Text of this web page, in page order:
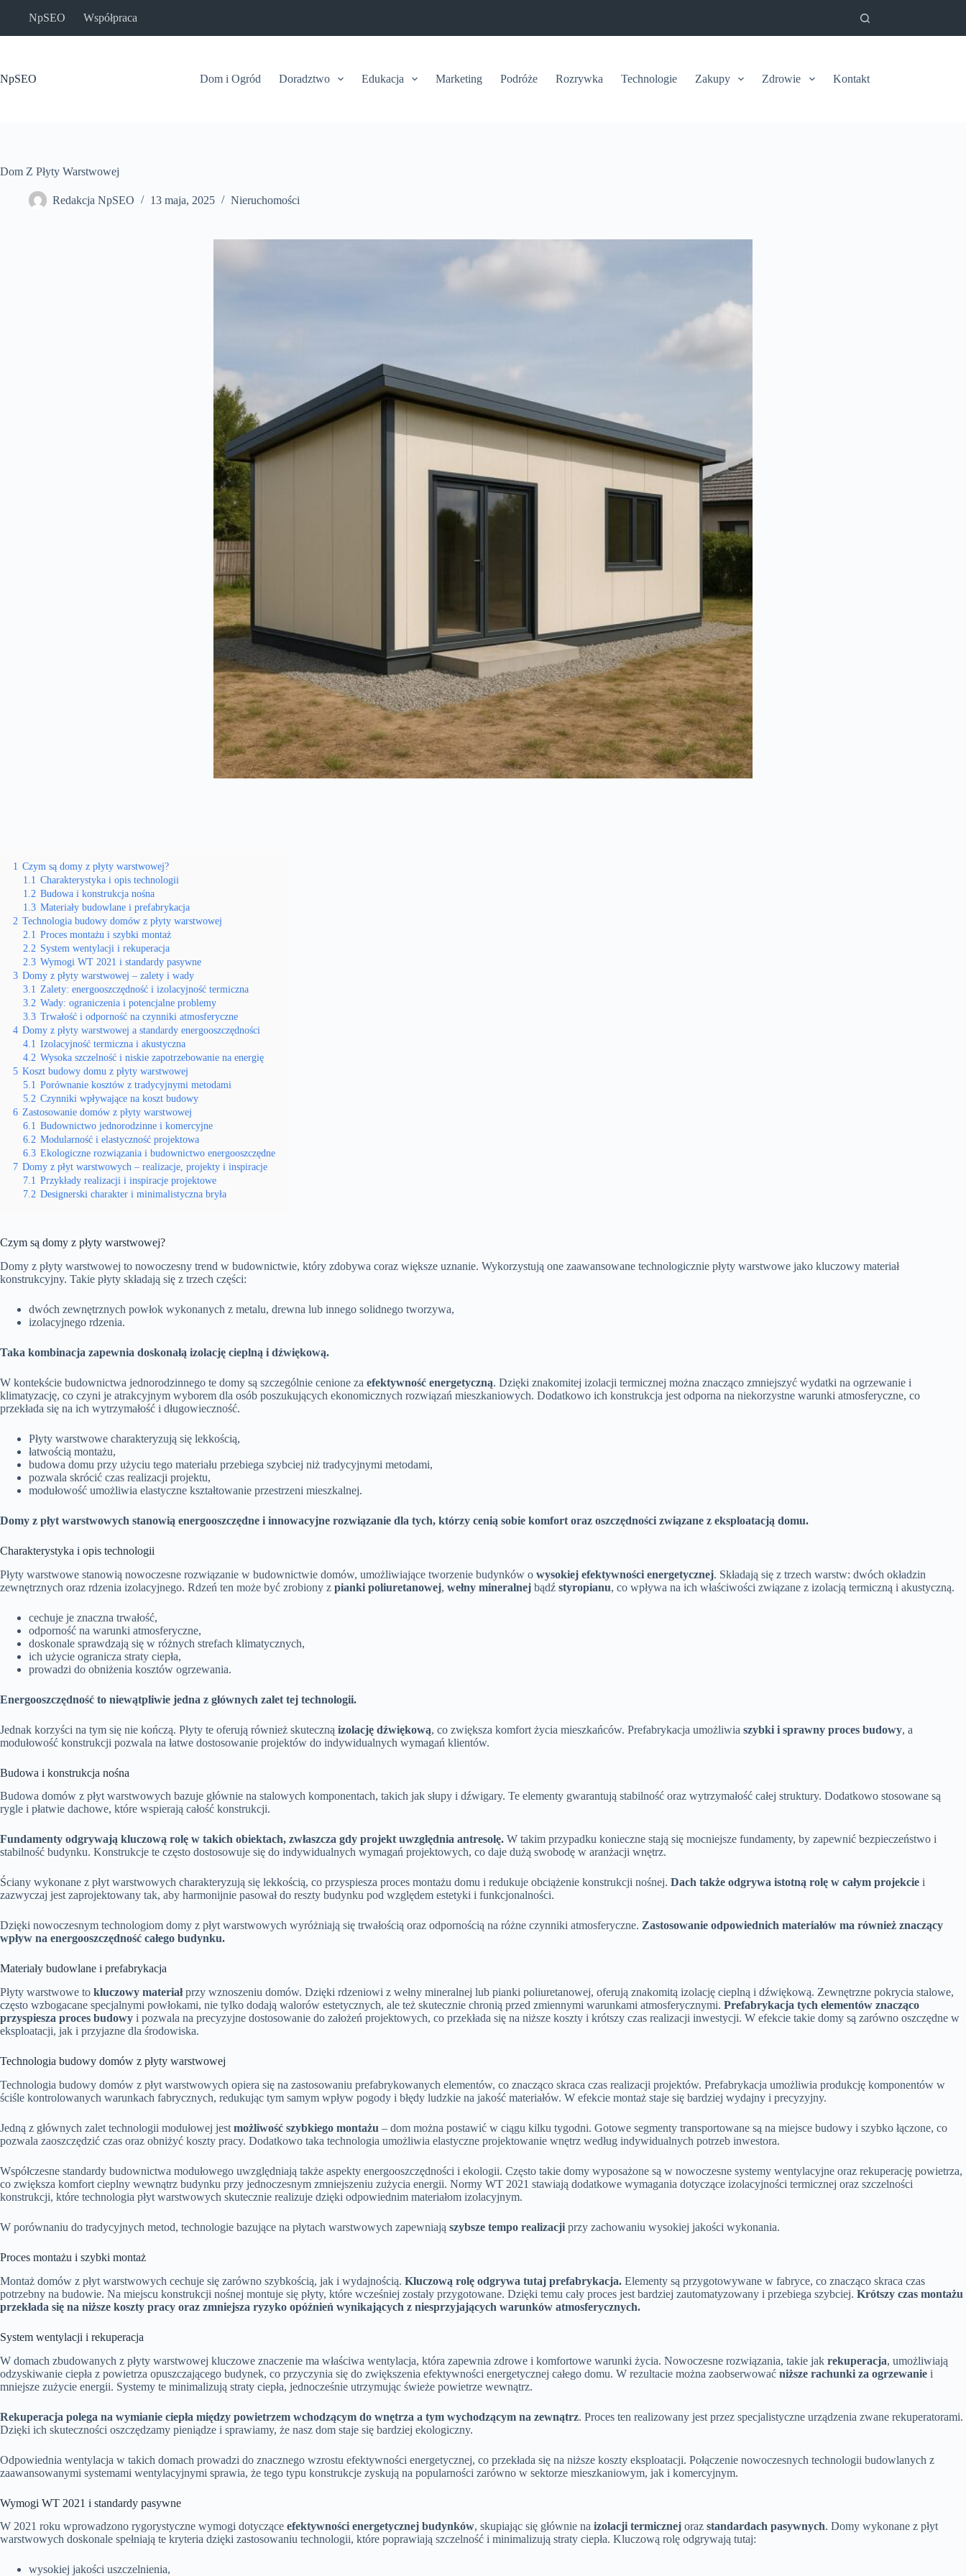
NpSEO Współpraca
NpSEO Dom i Ogród Doradztwo Edukacja Marketing Podróże Rozrywka Technologie Zakupy Zdrowie Kontakt
Dom Z Płyty Warstwowej
Redakcja NpSEO 13 maja, 2025 Nieruchomości
1 Czym są domy z płyty warstwowej?
1.1 Charakterystyka i opis technologii
1.2 Budowa i konstrukcja nośna
1.3 Materiały budowlane i prefabrykacja
2 Technologia budowy domów z płyty warstwowej
2.1 Proces montażu i szybki montaż
2.2 System wentylacji i rekuperacja
2.3 Wymogi WT 2021 i standardy pasywne
3 Domy z płyty warstwowej – zalety i wady
3.1 Zalety: energooszczędność i izolacyjność termiczna
3.2 Wady: ograniczenia i potencjalne problemy
3.3 Trwałość i odporność na czynniki atmosferyczne
4 Domy z płyty warstwowej a standardy energooszczędności
4.1 Izolacyjność termiczna i akustyczna
4.2 Wysoka szczelność i niskie zapotrzebowanie na energię
5 Koszt budowy domu z płyty warstwowej
5.1 Porównanie kosztów z tradycyjnymi metodami
5.2 Czynniki wpływające na koszt budowy
6 Zastosowanie domów z płyty warstwowej
6.1 Budownictwo jednorodzinne i komercyjne
6.2 Modularność i elastyczność projektowa
6.3 Ekologiczne rozwiązania i budownictwo energooszczędne
7 Domy z płyt warstwowych – realizacje, projekty i inspiracje
7.1 Przykłady realizacji i inspiracje projektowe
7.2 Designerski charakter i minimalistyczna bryła
Czym są domy z płyty warstwowej?
Domy z płyty warstwowej to nowoczesny trend w budownictwie, który zdobywa coraz większe uznanie. Wykorzystują one zaawansowane technologicznie płyty warstwowe jako kluczowy materiał
konstrukcyjny. Takie płyty składają się z trzech części:
dwóch zewnętrznych powłok wykonanych z metalu, drewna lub innego solidnego tworzywa,
izolacyjnego rdzenia.
Taka kombinacja zapewnia doskonałą izolację cieplną i dźwiękową.
W kontekście budownictwa jednorodzinnego te domy są szczególnie cenione za efektywność energetyczną. Dzięki znakomitej izolacji termicznej można znacząco zmniejszyć wydatki na ogrzewanie i
klimatyzację, co czyni je atrakcyjnym wyborem dla osób poszukujących ekonomicznych rozwiązań mieszkaniowych. Dodatkowo ich konstrukcja jest odporna na niekorzystne warunki atmosferyczne, co
przekłada się na ich wytrzymałość i długowieczność.
Płyty warstwowe charakteryzują się lekkością,
łatwością montażu,
budowa domu przy użyciu tego materiału przebiega szybciej niż tradycyjnymi metodami,
pozwala skrócić czas realizacji projektu,
modułowość umożliwia elastyczne kształtowanie przestrzeni mieszkalnej.
Domy z płyt warstwowych stanowią energooszczędne i innowacyjne rozwiązanie dla tych, którzy cenią sobie komfort oraz oszczędności związane z eksploatacją domu.
Charakterystyka i opis technologii
Płyty warstwowe stanowią nowoczesne rozwiązanie w budownictwie domów, umożliwiające tworzenie budynków o wysokiej efektywności energetycznej. Składają się z trzech warstw: dwóch okładzin
zewnętrznych oraz rdzenia izolacyjnego. Rdzeń ten może być zrobiony z pianki poliuretanowej, wełny mineralnej bądź styropianu, co wpływa na ich właściwości związane z izolacją termiczną i akustyczną.
cechuje je znaczna trwałość,
odporność na warunki atmosferyczne,
doskonale sprawdzają się w różnych strefach klimatycznych,
ich użycie ogranicza straty ciepła,
prowadzi do obniżenia kosztów ogrzewania.
Energooszczędność to niewątpliwie jedna z głównych zalet tej technologii.
Jednak korzyści na tym się nie kończą. Płyty te oferują również skuteczną izolację dźwiękową, co zwiększa komfort życia mieszkańców. Prefabrykacja umożliwia szybki i sprawny proces budowy, a
modułowość konstrukcji pozwala na łatwe dostosowanie projektów do indywidualnych wymagań klientów.
Budowa i konstrukcja nośna
Budowa domów z płyt warstwowych bazuje głównie na stalowych komponentach, takich jak słupy i dźwigary. Te elementy gwarantują stabilność oraz wytrzymałość całej struktury. Dodatkowo stosowane są
rygle i płatwie dachowe, które wspierają całość konstrukcji.
Fundamenty odgrywają kluczową rolę w takich obiektach, zwłaszcza gdy projekt uwzględnia antresolę. W takim przypadku konieczne stają się mocniejsze fundamenty, by zapewnić bezpieczeństwo i
stabilność budynku. Konstrukcje te często dostosowuje się do indywidualnych wymagań projektowych, co daje dużą swobodę w aranżacji wnętrz.
Ściany wykonane z płyt warstwowych charakteryzują się lekkością, co przyspiesza proces montażu domu i redukuje obciążenie konstrukcji nośnej. Dach także odgrywa istotną rolę w całym projekcie i
zazwyczaj jest zaprojektowany tak, aby harmonijnie pasował do reszty budynku pod względem estetyki i funkcjonalności.
Dzięki nowoczesnym technologiom domy z płyt warstwowych wyróżniają się trwałością oraz odpornością na różne czynniki atmosferyczne. Zastosowanie odpowiednich materiałów ma również znaczący
wpływ na energooszczędność całego budynku.
Materiały budowlane i prefabrykacja
Płyty warstwowe to kluczowy materiałprzy wznoszeniu domów. Dzięki rdzeniowi z wełny mineralnej lub pianki poliuretanowej, oferują znakomitą izolację cieplną i dźwiękową. Zewnętrzne pokrycia stalowe,
często wzbogacane specjalnymi powłokami, nie tylko dodają walorów estetycznych, ale też skutecznie chronią przed zmiennymi warunkami atmosferycznymi. Prefabrykacja tych elementów znacząco
przyspiesza proces budowy i pozwala na precyzyjne dostosowanie do założeń projektowych, co przekłada się na niższe koszty i krótszy czas realizacji inwestycji. W efekcie takie domy są zarówno oszczędne w
eksploatacji, jak i przyjazne dla środowiska.
Technologia budowy domów z płyty warstwowej
Technologia budowy domów z płyt warstwowych opiera się na zastosowaniu prefabrykowanych elementów, co znacząco skraca czas realizacji projektów. Prefabrykacja umożliwia produkcję komponentów w
ściśle kontrolowanych warunkach fabrycznych, redukując tym samym wpływ pogody i błędy ludzkie na jakość materiałów. W efekcie montaż staje się bardziej wydajny i precyzyjny.
Jedną z głównych zalet technologii modułowej jest możliwość szybkiego montażu – dom można postawić w ciągu kilku tygodni. Gotowe segmenty transportowane są na miejsce budowy i szybko łączone, co
pozwala zaoszczędzić czas oraz obniżyć koszty pracy. Dodatkowo taka technologia umożliwia elastyczne projektowanie wnętrz według indywidualnych potrzeb inwestora.
Współczesne standardy budownictwa modułowego uwzględniają także aspekty energooszczędności i ekologii. Często takie domy wyposażone są w nowoczesne systemy wentylacyjne oraz rekuperację powietrza,
co zwiększa komfort cieplny wewnątrz budynku przy jednoczesnym zmniejszeniu zużycia energii. Normy WT 2021 stawiają dodatkowe wymagania dotyczące izolacyjności termicznej oraz szczelności
konstrukcji, które technologia płyt warstwowych skutecznie realizuje dzięki odpowiednim materiałom izolacyjnym.
W porównaniu do tradycyjnych metod, technologie bazujące na płytach warstwowych zapewniają szybsze tempo realizacji przy zachowaniu wysokiej jakości wykonania.
Proces montażu i szybki montaż
Montaż domów z płyt warstwowych cechuje się zarówno szybkością, jak i wydajnością. Kluczową rolę odgrywa tutaj prefabrykacja. Elementy są przygotowywane w fabryce, co znacząco skraca czas
potrzebny na budowie. Na miejscu konstrukcji nośnej montuje się płyty, które wcześniej zostały przygotowane. Dzięki temu cały proces jest bardziej zautomatyzowany i przebiega szybciej. Krótszy czas montażu
przekłada się na niższe koszty pracy oraz zmniejsza ryzyko opóźnień wynikających z niesprzyjających warunków atmosferycznych.
System wentylacji i rekuperacja
W domach zbudowanych z płyty warstwowej kluczowe znaczenie ma właściwa wentylacja, która zapewnia zdrowe i komfortowe warunki życia. Nowoczesne rozwiązania, takie jak rekuperacja, umożliwiają
odzyskiwanie ciepła z powietrza opuszczającego budynek, co przyczynia się do zwiększenia efektywności energetycznej całego domu. W rezultacie można zaobserwować niższe rachunki za ogrzewanie i
mniejsze zużycie energii. Systemy te minimalizują straty ciepła, jednocześnie utrzymując świeże powietrze wewnątrz.
Rekuperacja polega na wymianie ciepła między powietrzem wchodzącym do wnętrza a tym wychodzącym na zewnątrz. Proces ten realizowany jest przez specjalistyczne urządzenia zwane rekuperatorami.
Dzięki ich skuteczności oszczędzamy pieniądze i sprawiamy, że nasz dom staje się bardziej ekologiczny.
Odpowiednia wentylacja w takich domach prowadzi do znacznego wzrostu efektywności energetycznej, co przekłada się na niższe koszty eksploatacji. Połączenie nowoczesnych technologii budowlanych z
zaawansowanymi systemami wentylacyjnymi sprawia, że tego typu konstrukcje zyskują na popularności zarówno w sektorze mieszkaniowym, jak i komercyjnym.
Wymogi WT 2021 i standardy pasywne
W 2021 roku wprowadzono rygorystyczne wymogi dotyczące efektywności energetycznej budynków, skupiając się głównie na izolacji termicznej oraz standardach pasywnych. Domy wykonane z płyt
warstwowych doskonale spełniają te kryteria dzięki zastosowaniu technologii, które poprawiają szczelność i minimalizują straty ciepła. Kluczową rolę odgrywają tutaj:
wysokiej jakości uszczelnienia,